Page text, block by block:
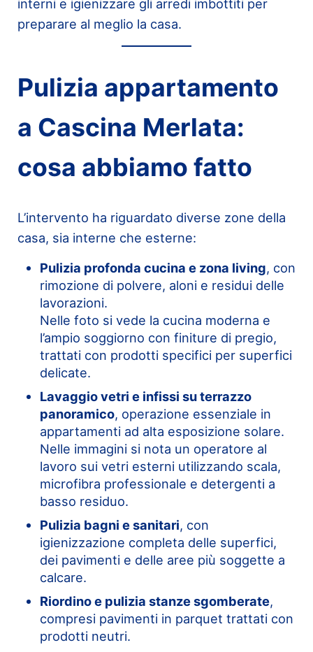
interni e igienizzare gli arredi imbottiti per
preparare al meglio la casa.
Pulizia appartamento
a Cascina Merlata:
cosa abbiamo fatto
L’intervento ha riguardato diverse zone della
casa, sia interne che esterne:
Pulizia profonda cucina e zona living, con
rimozione di polvere, aloni e residui delle
lavorazioni.
Nelle foto si vede la cucina moderna e
l’ampio soggiorno con finiture di pregio,
trattati con prodotti specifici per superfici
delicate.
Lavaggio vetri e infissi su terrazzo
panoramico, operazione essenziale in
appartamenti ad alta esposizione solare.
Nelle immagini si nota un operatore al
lavoro sui vetri esterni utilizzando scala,
microfibra professionale e detergenti a
basso residuo.
Pulizia bagni e sanitari, con
igienizzazione completa delle superfici,
dei pavimenti e delle aree più soggette a
calcare.
Riordino e pulizia stanze sgomberate,
compresi pavimenti in parquet trattati con
prodotti neutri.